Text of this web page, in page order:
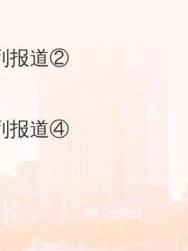
报道②
报道④